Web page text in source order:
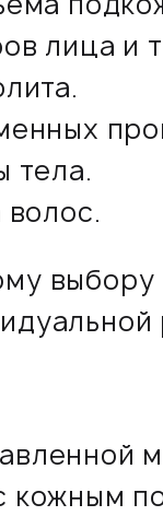
лица и
тела.
кожным